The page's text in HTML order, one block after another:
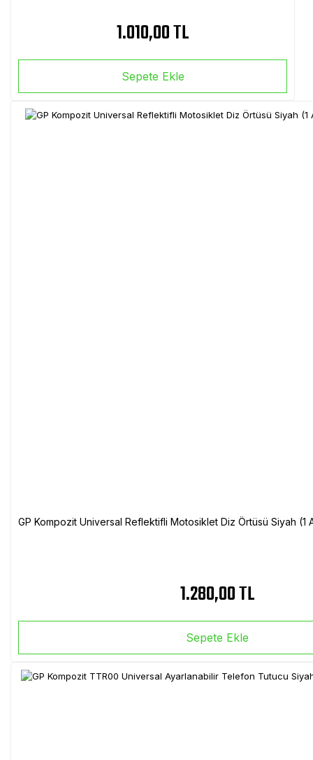
1.010,00 TL
Sepete Ekle
GP Kompozit Universal Reflektifli Motosiklet Diz Örtüsü Siyah
1.280,00 TL
Sepete Ekle